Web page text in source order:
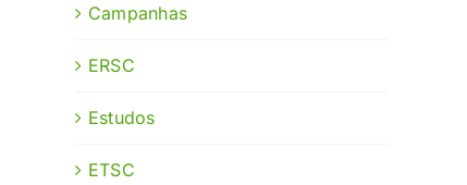
Campanhas
ERSC
Estudos
ETSC